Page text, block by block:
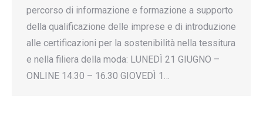
percorso di informazione e formazione a supporto
della qualificazione delle imprese e di introduzione
alle certificazioni per la sostenibilità nella tessitura
e nella filiera della moda: LUNEDÌ 21 GIUGNO –
ONLINE 14.30 – 16.30 GIOVEDÌ 1…